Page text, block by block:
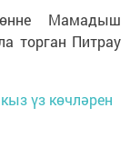
Мамадыш
торган Питрау
үз көчләрен